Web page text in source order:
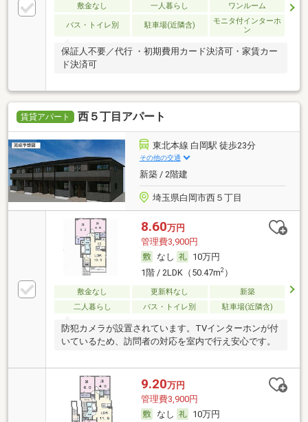
敷金なし 一人暮らし ワンルーム
バス・トイレ別 駐車場(近隣含)
モニタ付インターホ
ン
保証人不要／代行 ・初期費用カード決済可・家賃カー
ド決済可
賃貸アパート 西５丁目アパート
東北本線 白岡駅 徒歩23分
その他の交通
新築 / 2階建
埼玉県白岡市西５丁目
8.60万円
管理費3,900円
なし
10万円
1階 / 2LDK（50.47m2）
敷金なし 更新料なし
新築
二人暮らし
バス・トイレ別 駐車場(近隣含)
防犯カメラが設置されています。TVインターホンが付
いているため、訪問者の対応を室内で行え安心です。
9.20万円
管理費3,900円
なし
10万円